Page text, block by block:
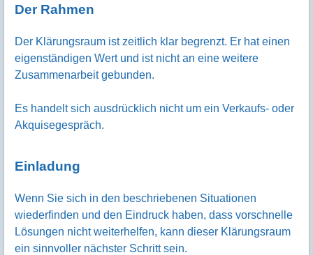
Der Rahmen
Der Klärungsraum ist zeitlich klar begrenzt. Er hat einen
eigenständigen Wert und ist nicht an eine weitere
Zusammenarbeit gebunden.
Es handelt sich ausdrücklich nicht um ein Verkaufs- oder
Akquisegespräch.
Einladung
Wenn Sie sich in den beschriebenen Situationen
wiederfinden und den Eindruck haben, dass vorschnelle
Lösungen nicht weiterhelfen, kann dieser Klärungsraum
ein sinnvoller nächster Schritt sein.